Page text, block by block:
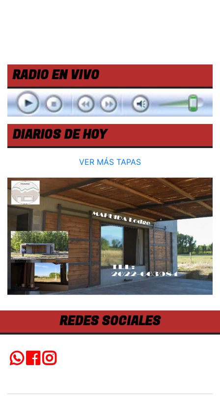
RADIO EN VIVO
DIARIOS DE HOY
VER MÁS TAPAS
REDES SOCIALES